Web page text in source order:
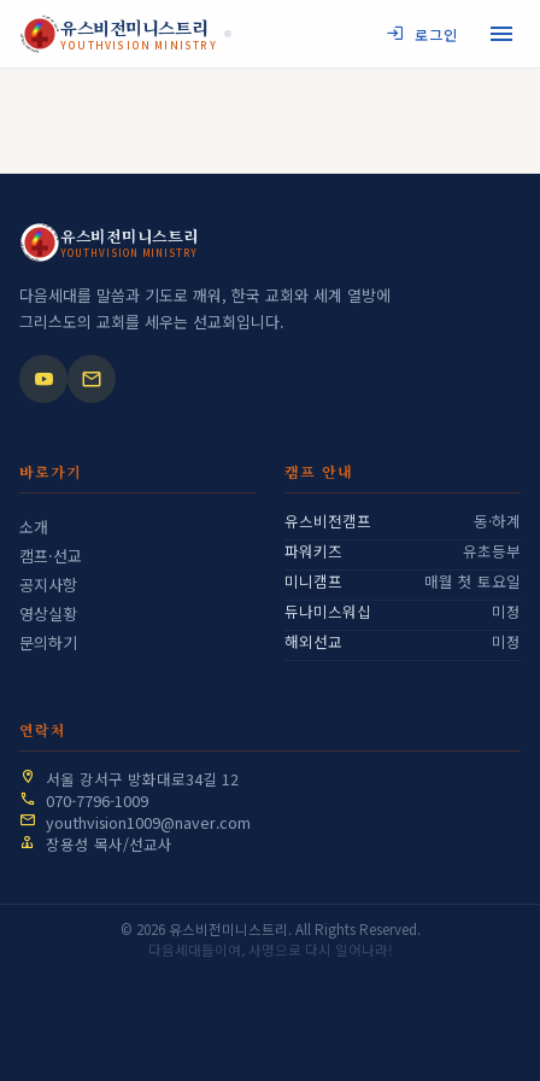
JESUS MY SAVIOR
YOUTHVISION MINISTRY
유스비전미니스트리
YOUTHVISION MINISTRY
로그인
JESUS MY SAVIOR
YOUTHVISION MINISTRY
유스비전미니스트리
YOUTHVISION MINISTRY
다음세대를 말씀과 기도로 깨워, 한국 교회와 세계 열방에
그리스도의 교회를 세우는 선교회입니다.
바로가기
소개
캠프·선교
공지사항
영상실황
문의하기
캠프 안내
유스비전캠프
동·하계
파워키즈
유초등부
미니캠프
매월 첫 토요일
듀나미스워십
미정
해외선교
미정
연락처
서울 강서구 방화대로34길 12
070-7796-1009
youthvision1009@naver.com
장용성 목사/선교사
© 2026 유스비전미니스트리. All Rights Reserved.
다음세대들이여, 사명으로 다시 일어나라!